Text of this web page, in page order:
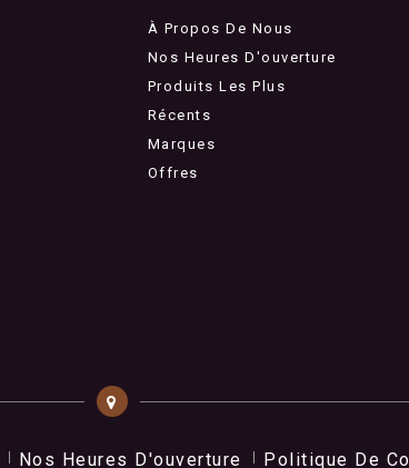
À Propos De Nous
Nos Heures D'ouverture
Produits Les Plus
Récents
Marques
Offres
Nos Heures D'ouverture Politique De